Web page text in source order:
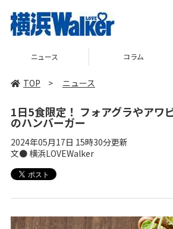
ニュース コラム
TOP > ニュース
1日5食限定！ フォアグラやアワ
のハンバーガー
2024年05月17日 15時30分更新
文● 横浜LOVEWalker